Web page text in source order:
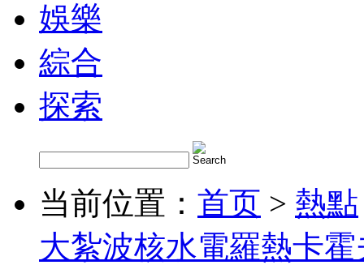
娛樂
綜合
探索
当前位置： 首页 > 熱點
大紮波核水電羅熱卡